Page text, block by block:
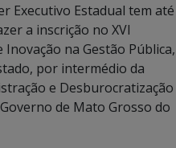
Executivo Estadual tem até
a inscrição no XVI
na Gestão Pública,
por intermédio da
e Desburocratização
de Mato Grosso do